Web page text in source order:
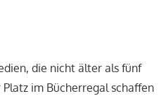
die nicht älter als fünf
im Bücherregal schaffen